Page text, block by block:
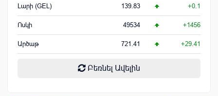
Լարի (GEL) 139.83 +0.1
Ոսկի 49534 +1456
Արծաթ 721.41 +29.41
Բեռնել Ավելին